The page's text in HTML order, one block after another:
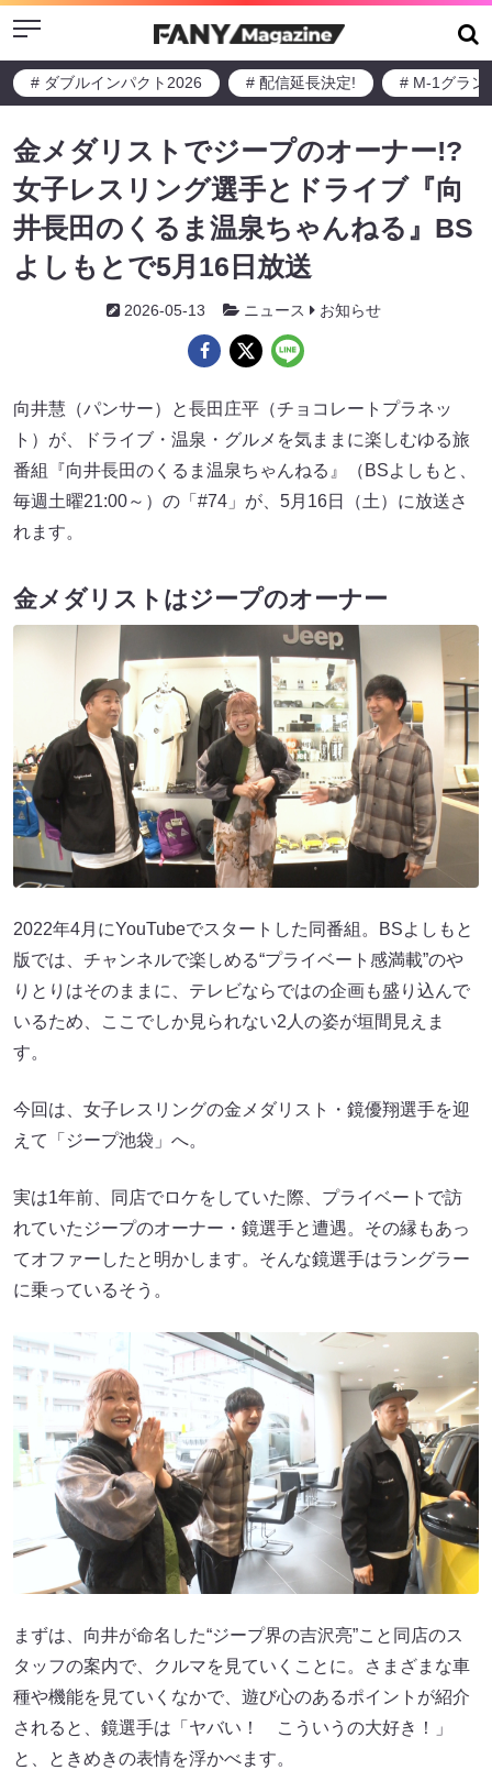
Menu
# ダブルインパクト2026 # 配信延長決定! # M-1グラン
金メダリストでジープのオーナー!?
女子レスリング選手とドライブ『向
井長田のくるま温泉ちゃんねる』BS
よしもとで5月16日放送
2026-05-13 ニュース お知らせ
向井慧（パンサー）と長田庄平（チョコレートプラネッ
ト）が、ドライブ・温泉・グルメを気ままに楽しむゆる旅
番組『向井長田のくるま温泉ちゃんねる』（BSよしもと、
毎週土曜21:00～）の「#74」が、5月16日（土）に放送さ
れます。
金メダリストはジープのオーナー
2022年4月にYouTubeでスタートした同番組。BSよしもと
版では、チャンネルで楽しめる“プライベート感満載”のや
りとりはそのままに、テレビならではの企画も盛り込んで
いるため、ここでしか見られない2人の姿が垣間見えま
す。
今回は、女子レスリングの金メダリスト・鏡優翔選手を迎
えて「ジープ池袋」へ。
実は1年前、同店でロケをしていた際、プライベートで訪
れていたジープのオーナー・鏡選手と遭遇。その縁もあっ
てオファーしたと明かします。そんな鏡選手はラングラー
に乗っているそう。
まずは、向井が命名した“ジープ界の吉沢亮”こと同店のス
タッフの案内で、クルマを見ていくことに。さまざまな車
種や機能を見ていくなかで、遊び心のあるポイントが紹介
されると、鏡選手は「ヤバい！ こういうの大好き！」
と、ときめきの表情を浮かべます。